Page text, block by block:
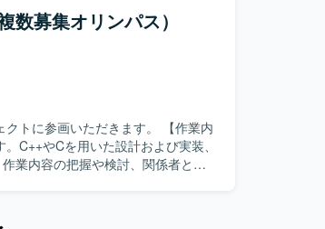
を
方を求めております。日本語で技
解できる方を歓迎いたします。
ウェア開発に携わることができ、
精度な画像処理制御を経験するこ
募集オリンパス）
画いただきます。 【作業内
C++やCを用いた設計および実装、
業内容の把握や検討、関係者との